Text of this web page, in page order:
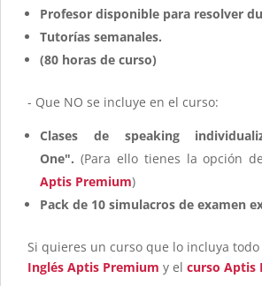
Profesor disponible para resolver
Tutorías semanales.
(80 horas de curso)
- Que NO se incluye en el curso:
Clases de speaking
One". (Para ello tienes la opción de
Aptis Premium)
Pack de 10 simulacros de examen
Si quieres un curso que lo incluya
Inglés Aptis Premium y el curso Aptis